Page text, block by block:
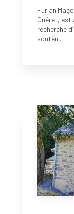
Furlan
Guéret, est
recherche
soutèn...